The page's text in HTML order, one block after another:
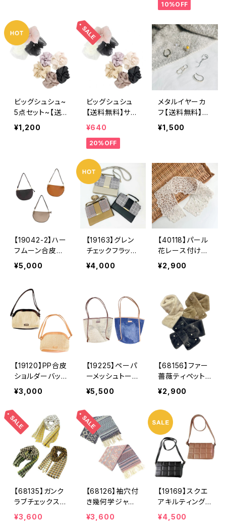
紫外線対策 冷
房対策 花刺
繍 リーフ刺
繍 袖穴付き
ナチュラル リ
サイクルポリエ
ステル アイボ
リー カーキ
ネイビー レデ
羽織り 紫外線
対策 寒さ対
策 サムホール
付き リサイク
ルポリエステ
ル アイボリ
ー カーキ ネ
イビー ナチュ
ラル レディー
ク グレー カ
境に優しい サ
ステナブル ナ
チュラル 夏
10%OFF
ビッグシュシュ~
5点セット~【送
料無料】
¥1,200
ビッグシュシュ
【送料無料】サテ
ン オーガンジ
ム ヘアアクセ
り 髪どめ 大
人 かわいい
無地 シンプ
ル ピンクベー
ジュ ブラッ
ク アイボリ
ー ラベンダ
ー グレージ
ュ ゴールドベ
¥640
20%OFF
メタルイヤーカ
フ【送料無料】イ
ヤカフ シルバ
ー ゴールド
グ イヤーアク
セ アクセサリ
ー アクセ シ
ーズンレス メ
タリック ギフ
ト プレゼント
¥1,500
【19042-2】ハー
フムーン合皮バ
ッグ【送料無料】
ワンハンドル
月 PUバッグ
合成皮革 高見
え トレンド ブ
ラック キャメ
ル ベージュ
¥5,000
【19163】グレン
チェックフラップ
ショルダーバッグ
【送料無料】チェ
革 スクエアバ
ッグ 2WAY
ハンドバッグ
肩掛け 斜め掛
け クラッチバ
ーストラップ
クラシカル レ
トロ ブラッ
ラウン
¥4,000
【40118】パール
花レース付け襟
【送料無料】トレ
ンド つけ襟
ス パール付け
襟 花柄レー
ス レース襟
付け襟 結婚
式 パーティ
ー 二次会 ド
ー 襟 花柄レ
ース レース
襟 付け襟 結
ー 二次会 ド
レス ガーリ
ー フェミニ
ン カジュア
ル アイボリ
ー ファッション
雑貨 おしゃ
ス ギフト
¥2,900
【19120】PP合皮
ショルダーバッグ
【送料無料】ミニ
ショルダー 合
バッグ ポリプ
ロピレン 異素
材 コンパク
ト ブラック ブ
ラウン アイボ
リー バイカラ
ー 夏バッグ
¥3,000
【19225】ペーパ
ーメッシュトート
バッグ【送料無
料】パイピング
グ 巾着付き
ナチュラル ブ
ルー ペーパー
素材 メッシ
ュ サステナブ
ル シンプル
¥5,500
【68156】ファー
薔薇ティペット
【送料無料】コサ
ージュ付き パ
ール付き 薔薇
コサージュ 薔
薇ブローチ フ
ァーティペット
パールティペッ
ト あったか
い マフラー
ュ ブラウン
グレー
¥2,900
【68135】ガンク
ラブチェックスト
ール【送料無料】
¥3,600
【68126】袖穴付
き幾何学ジャガ
ードストール【送
¥3,600
【19169】スクエ
アキルティング
ショルダーバッグ
¥4,500